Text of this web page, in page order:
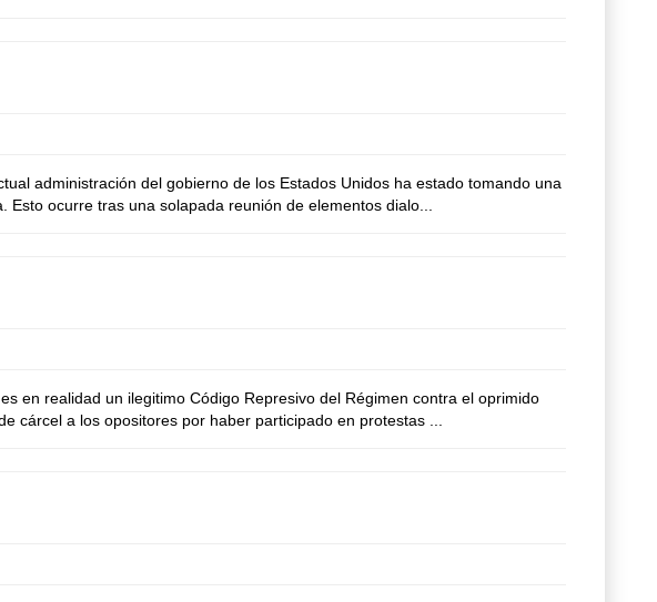
administración del gobierno de los Estados Unidos ha estado tomando una
ocurre tras una solapada reunión de elementos dialo...
en realidad un ilegitimo Código Represivo del Régimen contra el oprimido
cárcel a los opositores por haber participado en protestas ...